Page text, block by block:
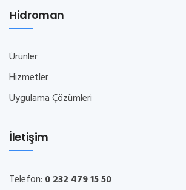
Hidroman
Ürünler
Hizmetler
Uygulama Çözümleri
İletişim
Telefon: 0 232 479 15 50